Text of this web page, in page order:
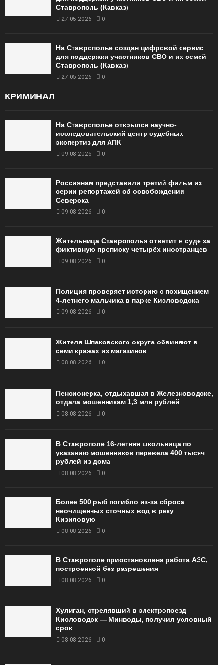
Ставрополь (Кавказ)
27.05.2026 0
На Ставрополье создан цифровой сервис
для поддержки участников СВО и их семей
Ставрополь (Кавказ)
27.05.2026 0
КРИМИНАЛ
На Ставрополье открылся научно-
исследовательский центр судебных
экспертиз для АПК
09.08.2026 0
Россиянам представили третий фильм из
серии репортажей об освобождении
Северска
09.08.2026 0
Жительница Ставрополья ответит в суде за
фиктивную прописку четырёх иностранцев
09.08.2026 0
Полиция проверяет историю с похищением
4-летнего мальчика в парке Кисловодска
09.08.2026 0
Жителя Шпаковского округа обвиняют в
семи кражах из магазинов
08.08.2026 0
Пенсионерка, отдыхавшая в Железноводске,
отдала мошенникам 1,3 млн рублей
08.08.2026 0
В Ставрополе 16-летняя школьница по
указанию мошенников перевела 400 тысяч
рублей из дома
08.08.2026 0
Более 500 рыб погибло из-за сброса
неочищенных сточных вод в реку
Кизиловую
08.08.2026 0
В Ставрополе приостановлена работа АЗС,
построенной без разрешения
08.08.2026 0
Хулиган, стрелявший в электропоезд
Кисловодск — Минводы, получил условный
срок
08.08.2026 0